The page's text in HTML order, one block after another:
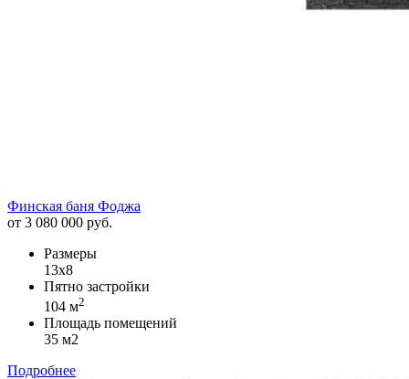
Финская баня Фоджа
от 3 080 000 руб.
Размеры
13х8
Пятно застройки
104 м2
Площадь помещений
35 м2
Подробнее